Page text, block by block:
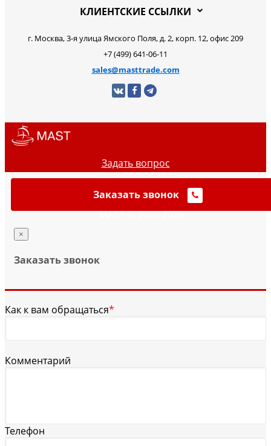
КЛИЕНТСКИЕ ССЫЛКИ
г. Москва, 3-я улица Ямского Поля, д. 2, корп. 12, офис 209
+7 (499) 641-06-11
sales@masttrade.com
Задать вопрос
Заказать звонок
MAST © 2020-2026
×
Заказать звонок
Как к вам обращаться*
Комментарий
Телефон